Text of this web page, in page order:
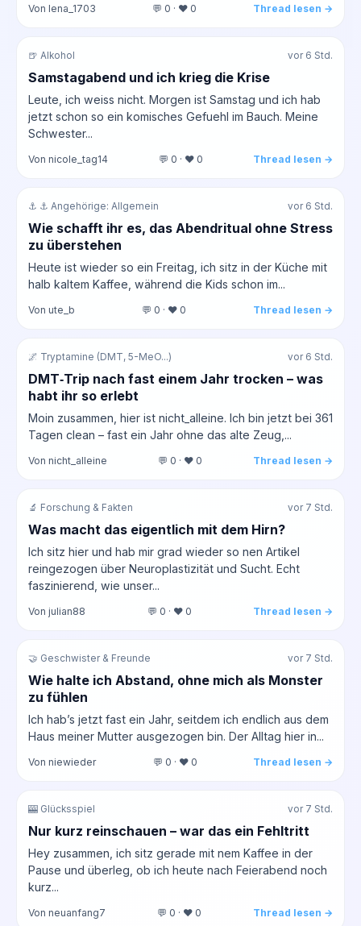
Von lena_1703 💬 0 · ❤️ 0 Thread lesen →
🍺 Alkohol vor 6 Std.
Samstagabend und ich krieg die Krise
Leute, ich weiss nicht. Morgen ist Samstag und ich hab
jetzt schon so ein komisches Gefuehl im Bauch. Meine
Schwester...
Von nicole_tag14 💬 0 · ❤️ 0 Thread lesen →
⚓ ⚓ Angehörige: Allgemein vor 6 Std.
Wie schafft ihr es, das Abendritual ohne Stress
zu überstehen
Heute ist wieder so ein Freitag, ich sitz in der Küche mit
halb kaltem Kaffee, während die Kids schon im...
Von ute_b 💬 0 · ❤️ 0 Thread lesen →
🌌 Tryptamine (DMT, 5-MeO...) vor 6 Std.
DMT‑Trip nach fast einem Jahr trocken – was
habt ihr so erlebt
Moin zusammen, hier ist nicht_alleine. Ich bin jetzt bei 361
Tagen clean – fast ein Jahr ohne das alte Zeug,...
Von nicht_alleine 💬 0 · ❤️ 0 Thread lesen →
🔬 Forschung & Fakten vor 7 Std.
Was macht das eigentlich mit dem Hirn?
Ich sitz hier und hab mir grad wieder so nen Artikel
reingezogen über Neuroplastizität und Sucht. Echt
faszinierend, wie unser...
Von julian88 💬 0 · ❤️ 0 Thread lesen →
🤝 Geschwister & Freunde vor 7 Std.
Wie halte ich Abstand, ohne mich als Monster
zu fühlen
Ich hab’s jetzt fast ein Jahr, seitdem ich endlich aus dem
Haus meiner Mutter ausgezogen bin. Der Alltag hier in...
Von niewieder 💬 0 · ❤️ 0 Thread lesen →
🎰 Glücksspiel vor 7 Std.
Nur kurz reinschauen – war das ein Fehltritt
Hey zusammen, ich sitz gerade mit nem Kaffee in der
Pause und überleg, ob ich heute nach Feierabend noch
kurz...
Von neuanfang7 💬 0 · ❤️ 0 Thread lesen →